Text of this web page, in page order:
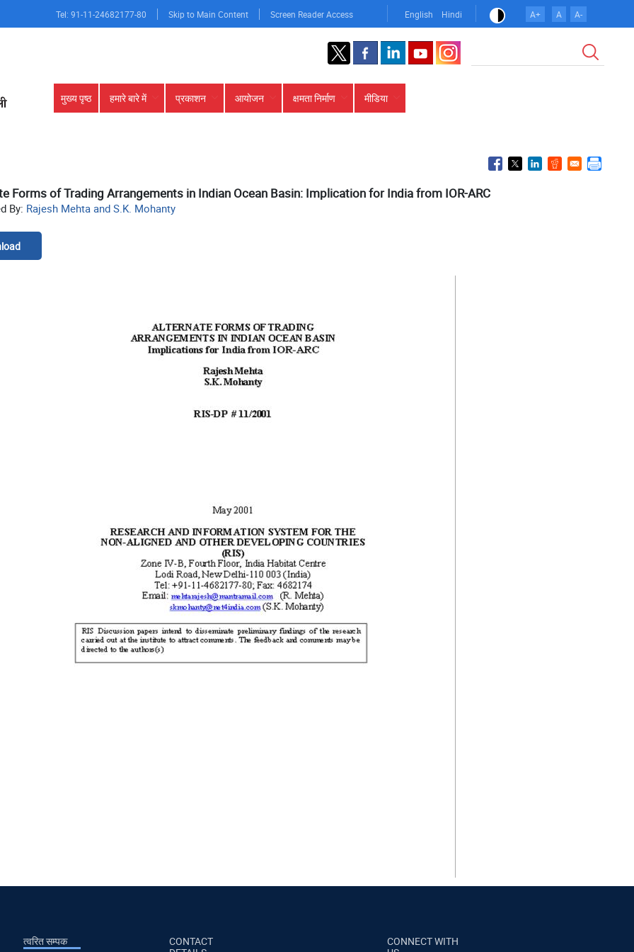
Tel: 91-11-24682177-80 Skip to Main Content Screen Reader Access English Hindi A+ A A-
Main
मुख्य पृष्ठ हमारे बारे में प्रकाशन आयोजन क्षमता निर्माण मीडिया
Forms of Trading Arrangements in Indian Ocean Basin: Implication for India from IOR-ARC
By: Rajesh Mehta and S.K. Mohanty
त्वरित सम्पक
CONTACT
CONNECT WITH